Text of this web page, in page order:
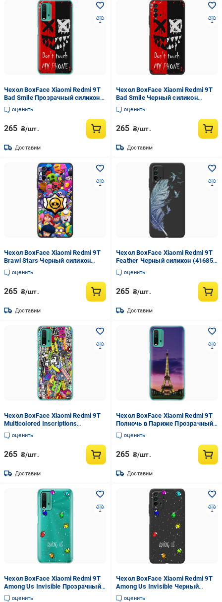
Чехол BoxFace Xiaomi Redmi 9T
Bad Smile Прозрачный силикон
(41685-up2468-41685)
оценить
265 ₴/шт.
Доставим
Чехол BoxFace Xiaomi Redmi 9T
Bad Smile Черный силикон
(41685-up2468-42106)
оценить
265 ₴/шт.
Доставим
Чехол BoxFace Xiaomi Redmi 9T
Brawl Stars Черный силикон
(41685-up2389-42106)
оценить
265 ₴/шт.
Доставим
Чехол BoxFace Xiaomi Redmi 9T
Feather Черный силикон (41685-
cc38-42106)
оценить
265 ₴/шт.
Доставим
Чехол BoxFace Xiaomi Redmi 9T
Multicolored Inscriptions
Прозрачный силикон (41685-
up880-41685)
оценить
265 ₴/шт.
Доставим
Чехол BoxFace Xiaomi Redmi 9T
Полночь в Париже Прозрачный
силикон (41685-up964-41685)
оценить
265 ₴/шт.
Доставим
Чехол BoxFace Xiaomi Redmi 9T
Among Us Invisible Прозрачный
силикон (41685-bk76-41685)
оценить
Чехол BoxFace Xiaomi Redmi 9T
Among Us Invisible Черный
силикон (41685-bk76-42106)
оценить